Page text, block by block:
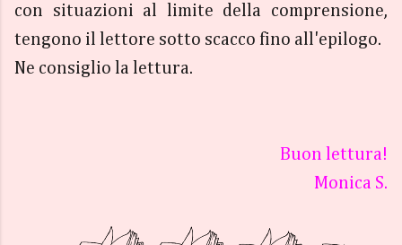
con situazioni al limite della comprensione,
tengono il lettore sotto scacco fino all'epilogo.
Ne consiglio la lettura.
Buon lettura!
Monica S.